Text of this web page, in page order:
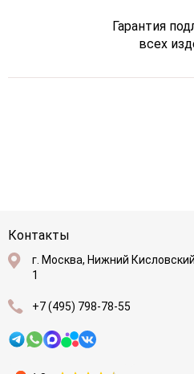
Гарантия
всех
Контакты
г. Москва, Нижний
1
+7 (495) 798-78-55